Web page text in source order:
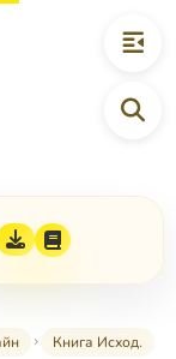
Книга Исход.